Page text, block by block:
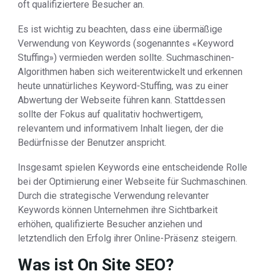
oft qualifiziertere Besucher an.
Es ist wichtig zu beachten, dass eine übermäßige
Verwendung von Keywords (sogenanntes «Keyword
Stuffing») vermieden werden sollte. Suchmaschinen-
Algorithmen haben sich weiterentwickelt und erkennen
heute unnatürliches Keyword-Stuffing, was zu einer
Abwertung der Webseite führen kann. Stattdessen
sollte der Fokus auf qualitativ hochwertigem,
relevantem und informativem Inhalt liegen, der die
Bedürfnisse der Benutzer anspricht.
Insgesamt spielen Keywords eine entscheidende Rolle
bei der Optimierung einer Webseite für Suchmaschinen.
Durch die strategische Verwendung relevanter
Keywords können Unternehmen ihre Sichtbarkeit
erhöhen, qualifizierte Besucher anziehen und
letztendlich den Erfolg ihrer Online-Präsenz steigern.
Was ist On Site SEO?